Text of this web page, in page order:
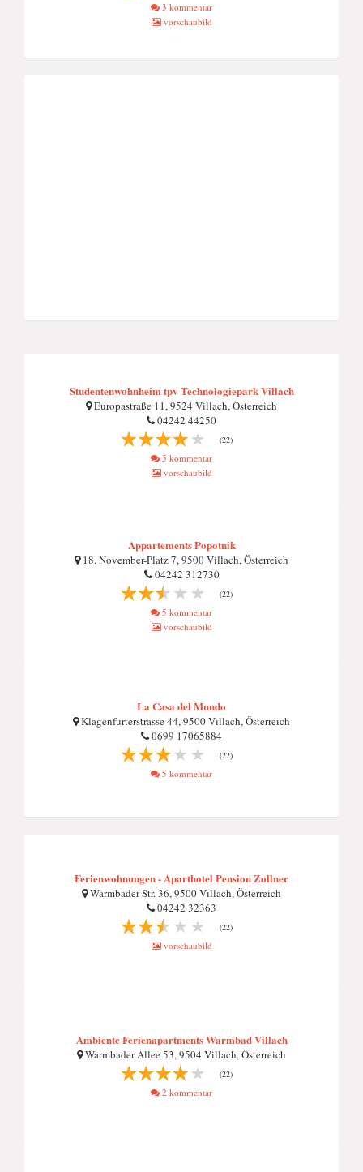
3 kommentar
vorschaubild
Studentenwohnheim tpv Technologiepark Villach
Europastraße 11, 9524 Villach, Österreich
04242 44250
(22)
5 kommentar
vorschaubild
Appartements Popotnik
18. November-Platz 7, 9500 Villach, Österreich
04242 312730
(22)
5 kommentar
vorschaubild
La Casa del Mundo
Klagenfurterstrasse 44, 9500 Villach, Österreich
0699 17065884
(22)
5 kommentar
Ferienwohnungen - Aparthotel Pension Zollner
Warmbader Str. 36, 9500 Villach, Österreich
04242 32363
(22)
vorschaubild
Ambiente Ferienapartments Warmbad Villach
Warmbader Allee 53, 9504 Villach, Österreich
(22)
2 kommentar